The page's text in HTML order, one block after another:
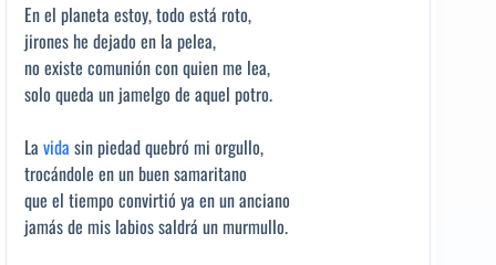
En el planeta estoy, todo está roto,
jirones he dejado en la pelea,
no existe comunión con quien me lea,
solo queda un jamelgo de aquel potro.
La vida sin piedad quebró mi orgullo,
trocándole en un buen samaritano
que el tiempo convirtió ya en un anciano
jamás de mis labios saldrá un murmullo.